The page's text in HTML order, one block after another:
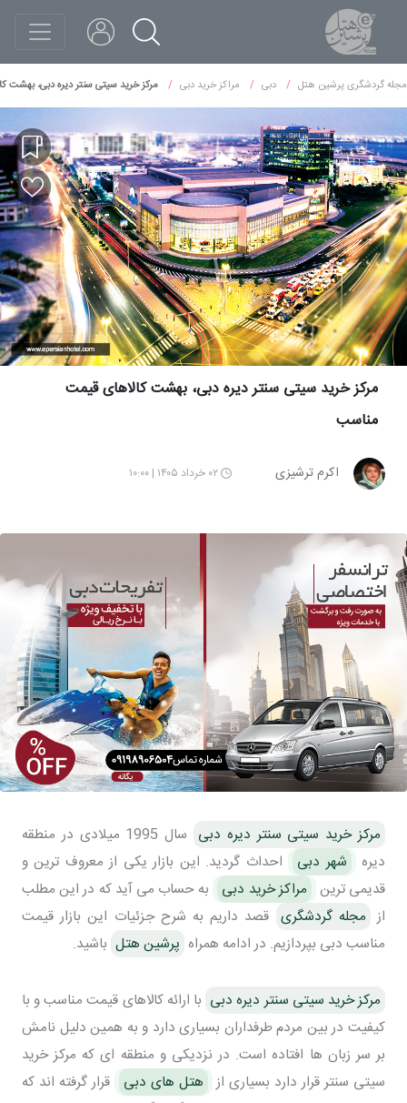
مجله گردشگری پرشین هتل دبی مراکز خرید دبی مرکز خرید سیتی سنتر دیره دبی، بهشت
مرکز خرید سیتی سنتر دیره دبی، بهشت کالاهای قیمت
مناسب
اکرم ترشیزی ۰۲ خرداد ۱۴۰۵ | ۱۰:۰۰
مرکز خرید سیتی سنتر دیره دبی
سال 1995 میلادی در منطقه
دیره
شهر دبی
احداث گردید. این بازار یکی از معروف ترین و
قدیمی ترین مراکز خرید دبی
به حساب می آید که در این مطلب
از مجله گردشگری قصد داریم به شرح جزئیات این بازار قیمت
مناسب دبی بپردازیم. در ادامه همراه پرشین هتل باشید.
مرکز خرید سیتی سنتر دیره دبی با ارائه کالاهای قیمت مناسب و با
کیفیت در بین مردم طرفداران بسیاری دارد و به همین دلیل نامش
بر سر زبان ها افتاده است. در نزدیکی و منطقه ای که مرکز خرید
سیتی سنتر قرار دارد بسیاری از هتل های دبی
قرار گرفته اند که